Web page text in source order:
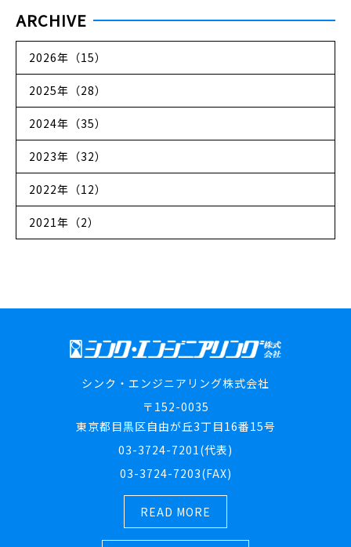
ARCHIVE
2026年（15）
2025年（28）
2024年（35）
2023年（32）
2022年（12）
2021年（2）
シンク・エンジニアリング株式会社
〒152-0035
東京都目黒区自由が丘3丁目16番15号
03-3724-7201(代表)
03-3724-7203(FAX)
READ MORE